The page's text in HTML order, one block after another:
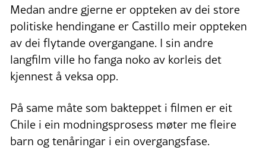
Medan andre gjerne er oppteken av dei store
politiske hendingane er Castillo meir oppteken
av dei flytande overgangane. I sin andre
langfilm ville ho fanga noko av korleis det
kjennest å veksa opp.
På same måte som bakteppet i filmen er eit
Chile i ein modningsprosess møter me fleire
barn og tenåringar i ein overgangsfase.